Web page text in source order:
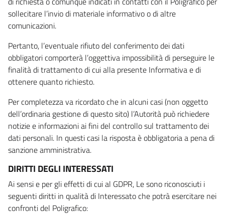
sollecitare l’invio di materiale informativo o di altre
comunicazioni.
Pertanto, l’eventuale rifiuto del conferimento dei dati
obbligatori comporterà l’oggettiva impossibilità di perseguire le
finalità di trattamento di cui alla presente Informativa e di
ottenere quanto richiesto.
Per completezza va ricordato che in alcuni casi (non oggetto
dell’ordinaria gestione di questo sito) l’Autorità può richiedere
notizie e informazioni ai fini del controllo sul trattamento dei
dati personali. In questi casi la risposta è obbligatoria a pena di
sanzione amministrativa.
DIRITTI DEGLI INTERESSATI
Ai sensi e per gli effetti di cui al GDPR, Le sono riconosciuti i
seguenti diritti in qualità di Interessato che potrà esercitare nei
confronti del Poligrafico: